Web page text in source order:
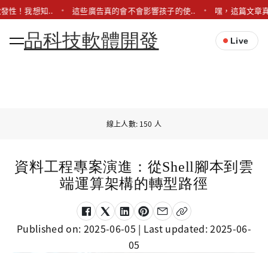
性！我想知.. 這些廣告真的會不會影響孩子的使.. 嘿，這篇文章
品科技軟體開發 Live
線上人數: 150 人
資料工程專案演進：從Shell腳本到雲
端運算架構的轉型路徑
Published on: 2025-06-05 | Last updated:2025-06-
05